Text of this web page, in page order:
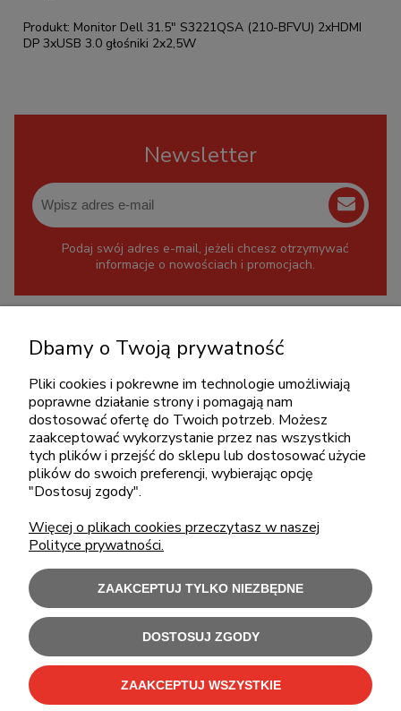
Produkt: Monitor Dell 31.5" S3221QSA (210-BFVU) 2xHDMI
DP 3xUSB 3.0 głośniki 2x2,5W
Newsletter
Podaj swój adres e-mail, jeżeli chcesz otrzymywać
informacje o nowościach i promocjach.
+48 717345566
pon.-piąt.: 08:00-16:00
sklep@cebit.pl
ZAKUPY
POMOC
MOJE KONTO
INFORMACJE
Użytkowanie sklepu oznacza zgodę na wykorzystywanie plików cookies.
Dbamy o Twoją prywatność
Pliki cookies i pokrewne im technologie umożliwiają
poprawne działanie strony i pomagają nam
dostosować ofertę do Twoich potrzeb. Możesz
zaakceptować wykorzystanie przez nas wszystkich
tych plików i przejść do sklepu lub dostosować użycie
plików do swoich preferencji, wybierając opcję
"Dostosuj zgody".
Więcej o plikach cookies przeczytasz w naszej
Polityce prywatności.
ZAAKCEPTUJ TYLKO NIEZBĘDNE
DOSTOSUJ ZGODY
ZAAKCEPTUJ WSZYSTKIE